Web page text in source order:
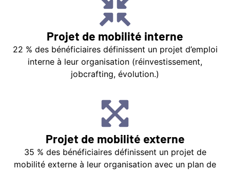
Projet de mobilité interne
22 % des bénéficiaires définissent un projet d’emploi
interne à leur organisation (réinvestissement,
jobcrafting, évolution.)
Projet de mobilité externe
35 % des bénéficiaires définissent un projet de
mobilité externe à leur organisation avec un plan de